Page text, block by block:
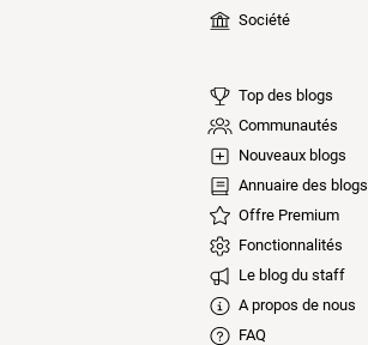
Société
Top des blogs
Communautés
Nouveaux blogs
Annuaire des blogs
Offre Premium
Fonctionnalités
Le blog du staff
A propos de nous
FAQ